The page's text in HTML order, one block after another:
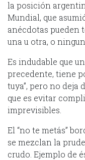
la posición
Mundial, que
anécdotas pueden
una u otra, o
Es indudable que
precedente, tiene
tuya”, pero no deja
que es evitar
imprevisibles.
El “no te metás”
se mezclan la
crudo. Ejemplo de